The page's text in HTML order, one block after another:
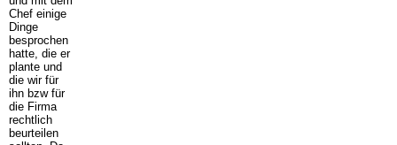
Chef einige
Dinge
besprochen
hatte, die er
plante und
die wir für
ihn bzw für
die Firma
rechtlich
beurteilen